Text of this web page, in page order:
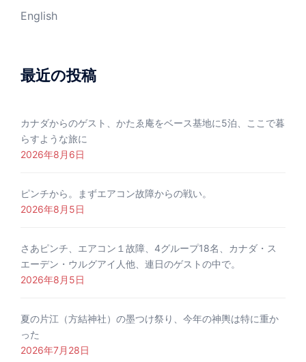
English
最近の投稿
カナダからのゲスト、かたゑ庵をベース基地に5泊、ここで暮
らすような旅に
2026年8月6日
ピンチから。まずエアコン故障からの戦い。
2026年8月5日
さあピンチ、エアコン１故障、4グループ18名、カナダ・ス
エーデン・ウルグアイ人他、連日のゲストの中で。
2026年8月5日
夏の片江（方結神社）の墨つけ祭り、今年の神輿は特に重か
った
2026年7月28日